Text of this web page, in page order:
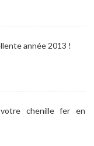
année 2013 !
chenille fer en